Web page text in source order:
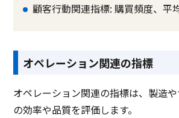
資料ダウンロード
ンブラウザ
顧客行動関連指標: 購買頻度、平
オペレーション関連の指標
オペレーション関連の指標は、製造
の効率や品質を評価します。